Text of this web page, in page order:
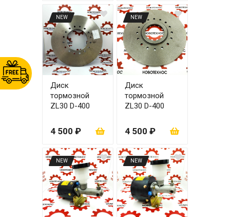
NEW
Диск
тормозной
ZL30 D-400
4 500 ₽
NEW
Диск
тормозной
ZL30 D-400
мм
4 500 ₽
NEW NEW